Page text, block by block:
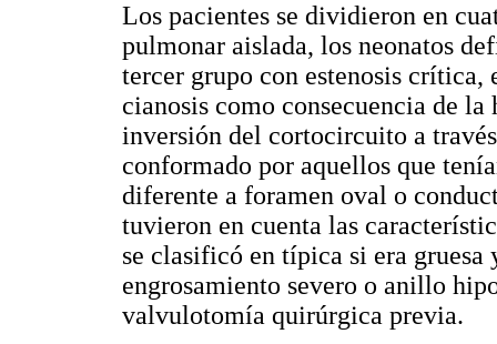
Los pacientes se dividieron en
pulmonar aislada, los neonatos
tercer grupo con estenosis
cianosis como consecuencia de
inversión del cortocircuito a
conformado por aquellos que
diferente a foramen oval o
tuvieron en cuenta las
se clasificó en típica si era
engrosamiento severo o anillo
valvulotomía quirúrgica previa.